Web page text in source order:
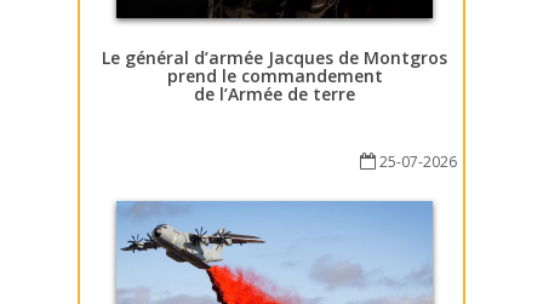
Le général d’armée Jacques de Montgros
prend le commandement
de l’Armée de terre
25-07-2026